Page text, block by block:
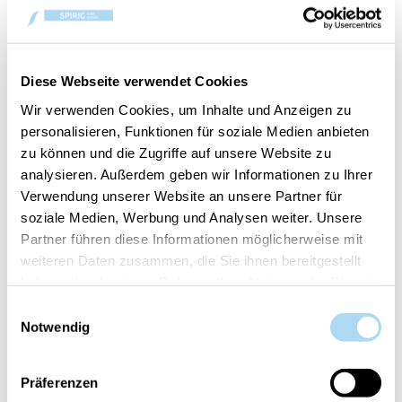
Diese Webseite verwendet Cookies
Wir verwenden Cookies, um Inhalte und Anzeigen zu
personalisieren, Funktionen für soziale Medien anbieten
zu können und die Zugriffe auf unsere Website zu
analysieren. Außerdem geben wir Informationen zu Ihrer
Verwendung unserer Website an unsere Partner für
soziale Medien, Werbung und Analysen weiter. Unsere
Partner führen diese Informationen möglicherweise mit
weiteren Daten zusammen, die Sie ihnen bereitgestellt
Notwendig
Präferenzen
fruchtigen Nuancen und die Verbindung mit der
Wärme von Sandelholz, Kardamom und Limette
machen ihn zu einem frischen, belebenden und
anregenden Duft, der uns einlädt, die mediterrane
Bei Cerería Mollá 1899 bewahren wir ein
Qualität zu gewährleisten. Dieses Spray, in einer
praktischen 500 ml-Kunststoffflasche präsentiert,
der die Anwendung auf allen Textilien erleichtert.